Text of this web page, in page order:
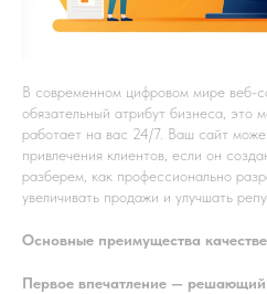
В современном цифровом мире веб-
обязательный атрибут бизнеса, это
работает на вас 24/7. Ваш сайт
привлечения клиентов, если он
разберем, как профессионально
увеличивать продажи и улучшать
Основные преимущества
Первое впечатление —